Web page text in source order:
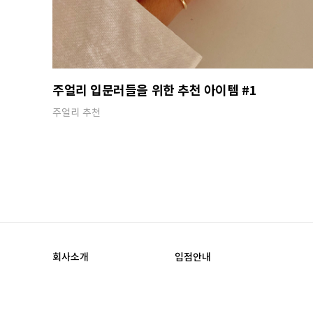
주얼리 입문러들을 위한 추천 아이템 #1
주얼리 추천
회사소개 입점안내